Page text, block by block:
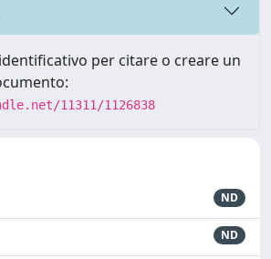
per citare o creare un
11311/1126838
ND
ND